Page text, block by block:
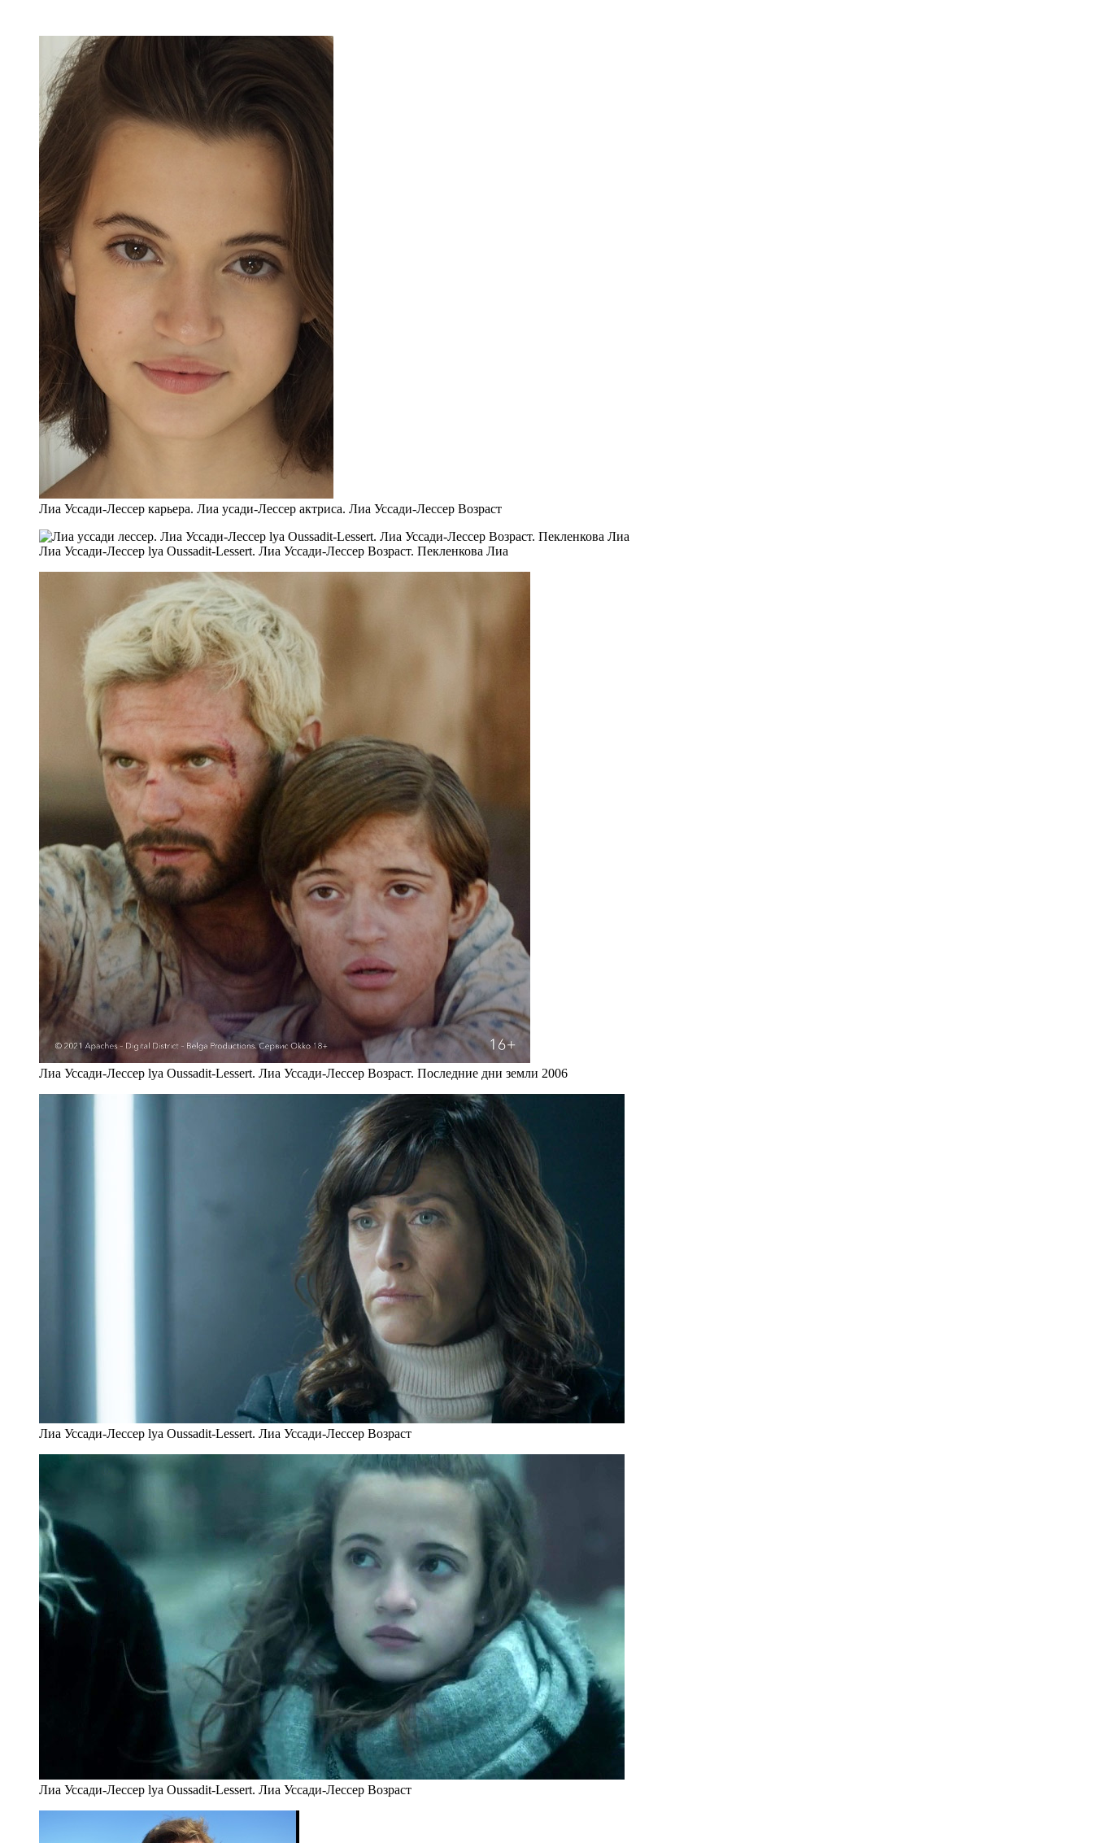
Лиа Уссади-Лессер карьера. Лиа усади-Лессер актриса. Лиа Уссади-Лессер Возраст
Лиа Уссади-Лессер lya Oussadit-Lessert. Лиа Уссади-Лессер Возраст. Пекленкова Лиа
Лиа Уссади-Лессер lya Oussadit-Lessert. Лиа Уссади-Лессер Возраст. Последние дни земли 2006
Лиа Уссади-Лессер lya Oussadit-Lessert. Лиа Уссади-Лессер Возраст
Лиа Уссади-Лессер lya Oussadit-Lessert. Лиа Уссади-Лессер Возраст